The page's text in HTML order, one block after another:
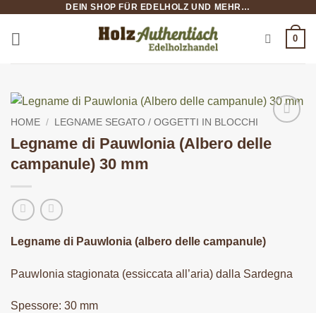
contenuti
DEIN SHOP FÜR EDELHOLZ UND MEHR…
0
HOME / LEGNAME SEGATO / OGGETTI IN BLOCCHI
Legname di Pauwlonia (Albero delle
campanule) 30 mm
Legname di Pauwlonia (albero delle campanule)
Pauwlonia stagionata (essiccata all’aria) dalla Sardegna
Spessore: 30 mm